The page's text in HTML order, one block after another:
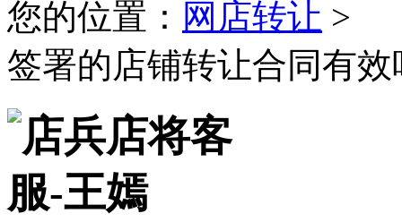
您的位置： 网店转让 >
签署的店铺转让合同有效